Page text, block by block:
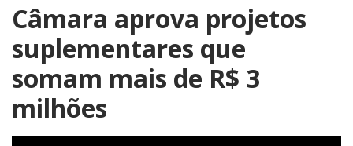
Câmara aprova projetos
suplementares que
somam mais de R$ 3
milhões